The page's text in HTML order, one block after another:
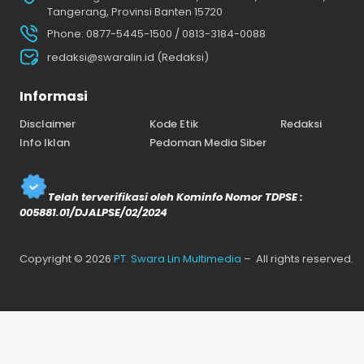
Tangerang, Provinsi Banten 15720
Phone: 0877-5445-1500 / 0813-3184-0088
redaksi@swaralin.id (Redaksi)
Informasi
Disclaimer Kode Etik
Redaksi
Info Iklan
Pedoman Media Siber
Telah terverifikasi oleh Kominfo Nomor TDPSE :
005881.01/DJALPSE/02/2024
Copyright © 2026 PT. Swara Lin Multimedia – All rights reserved.